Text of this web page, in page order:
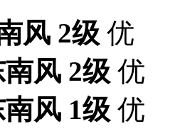
风 2级 优
南风 2级 优
南风 1级 优